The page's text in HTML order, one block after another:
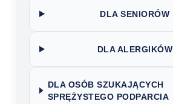
DLA SENIORÓW
DLA ALERGIKÓW
DLA OSÓB SZUKAJĄCYCH
SPRĘŻYSTEGO PODPARCIA